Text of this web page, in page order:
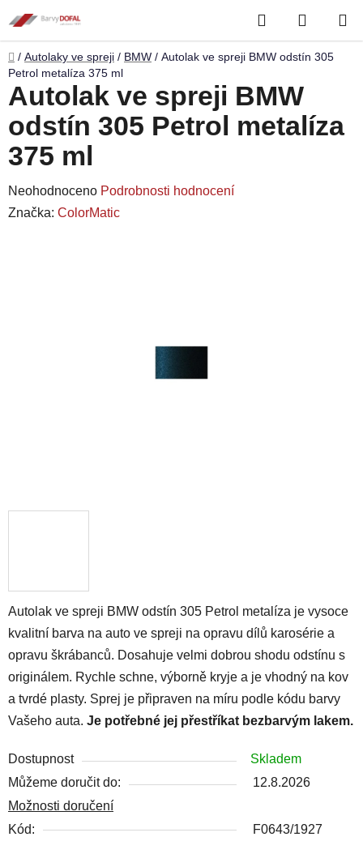
na
obsah
Hledat
KOŠÍK
Domů
/ Autolaky ve spreji / BMW / Autolak ve spreji BMW odstín 305
Petrol metalíza 375 ml
Autolak ve spreji BMW odstín 305 Petrol metalíza je vysoce
kvalitní barva na auto ve spreji na opravu dílů karosérie a
opravu škrábanců. Dosahuje velmi dobrou shodu odstínu s
originálem. Rychle schne, výborně kryje a je vhodný na kov
a tvrdé plasty. Sprej je připraven na míru podle kódu barvy
Vašeho auta. Je potřebné jej přestříkat bezbarvým lakem.
Dostupnost
Skladem
Můžeme doručit do:
12.8.2026
Možnosti doručení
Kód:
F0643/1927
Autolak ve spreji BMW
odstín 305 Petrol metalíza
375 ml
Průměrné
hodnocení
Neohodnoceno Podrobnosti hodnocení
Značka: ColorMatic